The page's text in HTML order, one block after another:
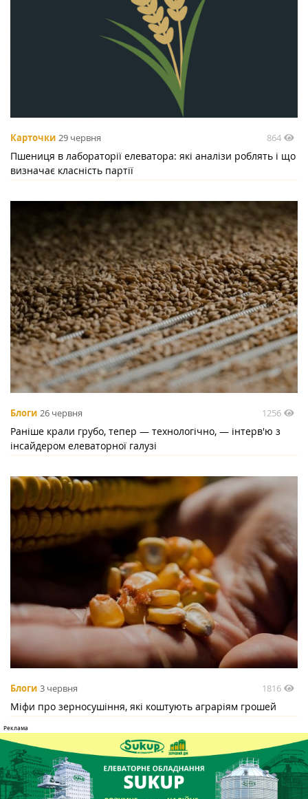
Карточки 29 червня 864
Пшениця в лабораторії елеватора: які аналізи роблять і що
визначає класність партії
Блоги 26 червня 1256
Раніше крали грубо, тепер — технологічно, — інтерв'ю з
інсайдером елеваторної галузі
Блоги 3 червня 1816
Міфи про зерносушіння, які коштують аграріям грошей